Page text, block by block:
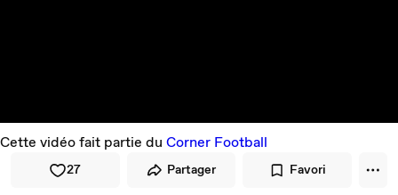
Cette vidéo fait partie du Corner Football
27 Partager Favori